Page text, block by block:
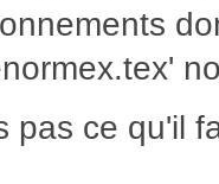
pas ce qu'il